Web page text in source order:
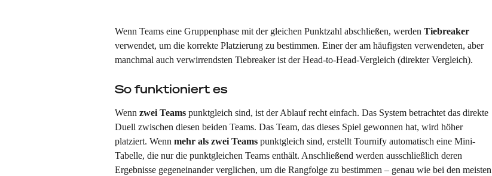
Wenn Teams eine Gruppenphase mit der gleichen Punktzahl abschließen, werden Tiebreaker
verwendet, um die korrekte Platzierung zu bestimmen. Einer der am häufigsten verwendeten, aber
manchmal auch verwirrendsten Tiebreaker ist der Head-to-Head-Vergleich (direkter Vergleich).
So funktioniert es
Wenn zwei Teams punktgleich sind, ist der Ablauf recht einfach. Das System betrachtet das direkte
Duell zwischen diesen beiden Teams. Das Team, das dieses Spiel gewonnen hat, wird höher
platziert. Wenn mehr als zwei Teams punktgleich sind, erstellt Tournify automatisch eine Mini-
Tabelle, die nur die punktgleichen Teams enthält. Anschließend werden ausschließlich deren
Ergebnisse gegeneinander verglichen, um die Rangfolge zu bestimmen – genau wie bei den meisten